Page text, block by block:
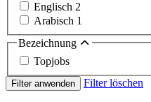
Englisch 2
Arabisch 1
Bezeichnung
Topjobs
Filter anwenden Filter löschen